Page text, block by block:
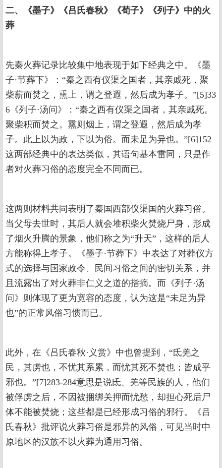
二、《墨子》《吕氏春秋》《荀子》《列子》中的火
葬
先秦火葬记录比较集中地表现于如下经典之中。《墨
子·节葬下》：“秦之西有仪渠之国者，其亲戚死，聚
柴薪而焚之，熏上，谓之登遐，然后成为孝子。”[5]33
6《列子·汤问》：“秦之西有仪渠之国者，其亲戚死。
聚柴积而焚之。熏则烟上，谓之登遐，然后成为孝
子。此上以为政，下以为俗。而未足为异也。”[6]152
这两部经典中的表达类似，其语句基本雷同，只是作
者对火葬习俗的态度完全不同而已。
这两则材料共同表明了秦国西部仪渠国的火葬习俗。
当父母去世时，其后人就会堆积柴火焚烧尸身，形成
了烟火升腾的景象，他们称之为“升天”，这样的后人
方能称得上孝子。《墨子·节葬下》中表达了对葬仪方
式的选择与国家政令、民间习俗之间的密切关系，并
且流露出了对火葬非仁义之道的指摘。而《列子·汤
问》则体现了更为宽容的态度，认为这是“未足为异
也”的正常风俗习惯而已。
此外，在《吕氏春秋·义赏》中也曾提到，“氐羌之
民，其虏也，不忧其系累，而忧其死不焚也；皆成乎
邪也。”[7]283-284意思是说氐、羌等民族的人，他们
被俘虏之后，不因被捆绑关押而忧愁，却担心死后尸
体不能被焚烧；这些都是已经形成习俗的邪行。《吕
氏春秋》批评说火葬习俗是邪异的风俗，可见当时中
原地区的汉族不以火葬为通用习俗。